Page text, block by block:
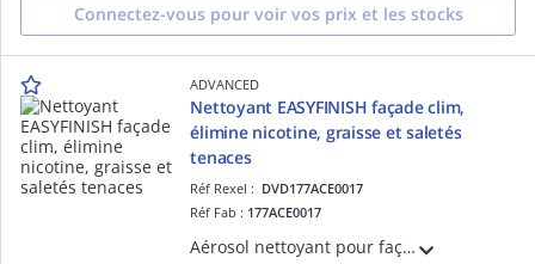
Connectez-vous pour voir vos prix et les stocks
ADVANCED
Nettoyant EASYFINISH façade clim,
élimine nicotine, graisse et saletés
tenaces
Réf Rexel : DVD177ACE0017
Réf Fab : 177ACE0017
Aérosol nettoyant pour façades et carters de climatiseurs. Élimine efficacement nicotine, graisse et saletés. Convient à la plupart des unités. Nettoyage sûr des conduits et surfaces externes. Application simple et rapide.